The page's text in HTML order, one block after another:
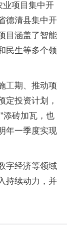
业项目集中开
德清县集中开
目涵盖了智能
民生等多个领
工期、推动项
定投资计划，
添砖加瓦，也
年一季度实现
字经济等领域
持续动力，并